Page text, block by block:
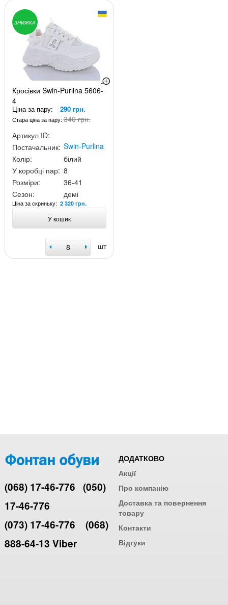
ЗНИЖКА
Кросівки Swin-Purlina 5606-
4
Ціна за пару: 290 грн.
Стара ціна за пару:340 грн.
Артикул ID:
Постачальник: Swin-Purlina
Колір:
білий
У коробці пар: 8
Розміри:
36-41
Сезон:
демі
Ціна за скриньку: 2 320 грн.
У кошик
шт
(068) 17-46-776 (050)
17-46-776
(073) 17-46-776
(068)
888-64-13 Viber
ДОДАТКОВО
Акції
Про компанію
Доставка та повернення
товару
Контакти
Відгуки